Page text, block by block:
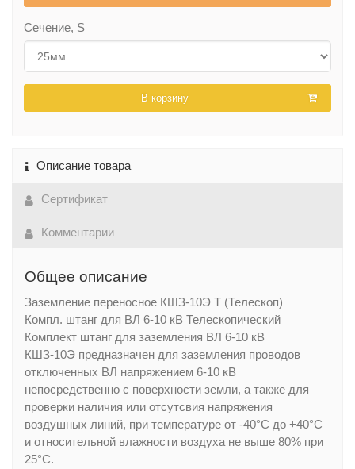
Сечение, S
В корзину
Описание товара
Сертификат
Комментарии
Общее описание
Заземление переносное КШЗ-10Э Т (Телескоп)
Компл. штанг для ВЛ 6-10 кВ Телескопический
Комплект штанг для заземления ВЛ 6-10 кВ
КШЗ-10Э предназначен для заземления проводов
отключенных ВЛ напряжением 6-10 кВ
непосредственно с поверхности земли, а также для
проверки наличия или отсутсвия напряжения
воздушных линий, при температуре от -40°С до +40°С
и относительной влажности воздуха не выше 80% при
25°С.